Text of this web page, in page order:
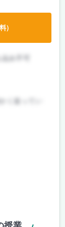
み不可
く追ってい
）